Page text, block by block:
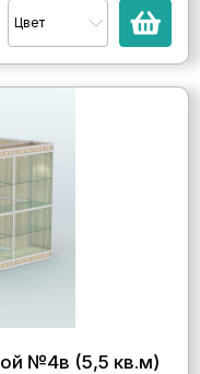
Цвет
№4в (5,5 кв.м)